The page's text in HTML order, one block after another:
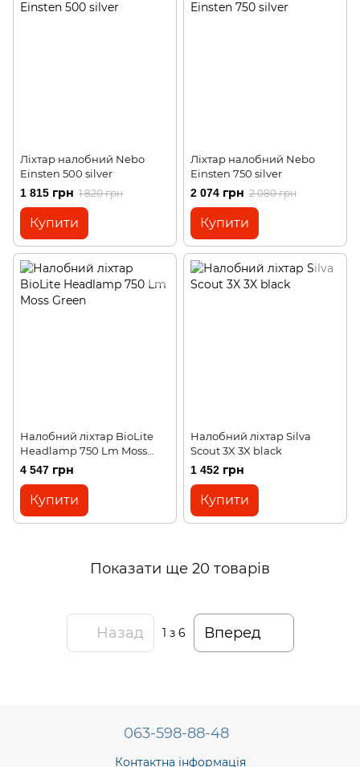
Ліхтар налобний Nebo
Einsten 500 silver
1 815 грн 1 820 грн
Купити
Ліхтар налобний Nebo
Einsten 750 silver
2 074 грн 2 080 грн
Купити
Налобний ліхтар BioLite
Headlamp 750 Lm Moss
Green
4 547 грн
Купити
Налобний ліхтар Silva
Scout 3X 3X black
1 452 грн
Купити
Показати ще 20 товарів
Назад 1 з 6 Вперед
063-598-88-48
Контактна інформація